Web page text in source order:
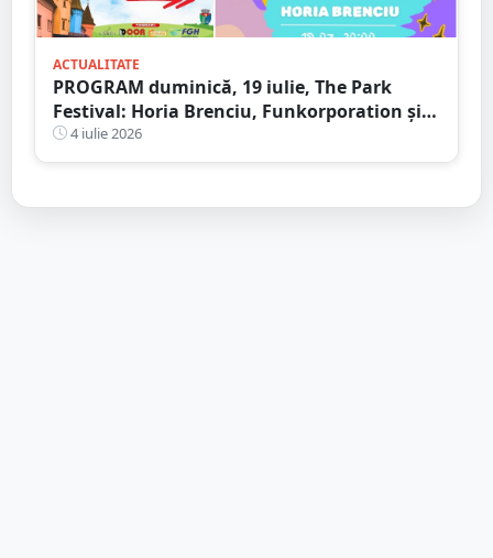
ACTUALITATE
PROGRAM duminică, 19 iulie, The Park
Festival: Horia Brenciu, Funkorporation și
Neoton Família, dar și zeci de activități
pentru toate vârstele
4 iulie 2026